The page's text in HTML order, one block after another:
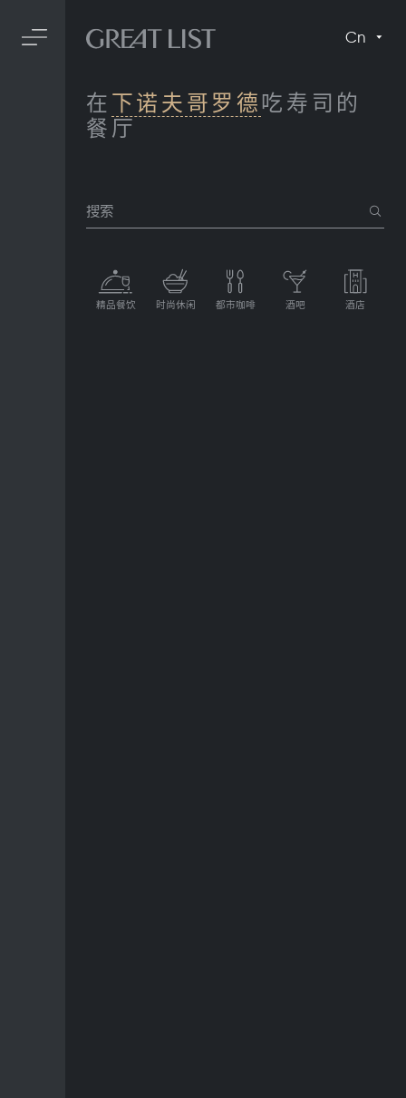
Cn
在 下诺夫哥罗德 吃寿司的
餐厅
搜索
精品餐饮 时尚休闲 都市咖啡 酒吧 酒店